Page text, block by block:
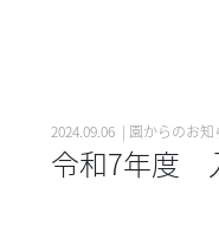
2024.09.06 | 園からのお知
令和7年度